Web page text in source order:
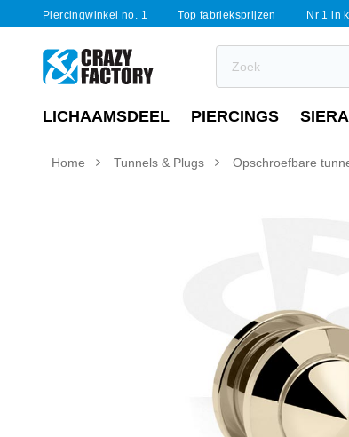
Piercingwinkel no. 1 Top fabrieksprijzen Nr 1 in
LICHAAMSDEEL PIERCINGS
Home Tunnels & Plugs Opschroefbare